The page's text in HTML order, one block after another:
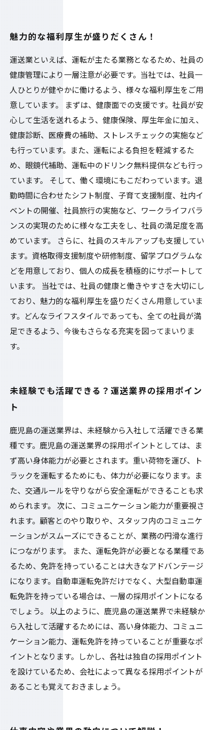
魅力的な福利厚生が盛りだくさん！
運送業といえば、運転が主たる業務となるため、社員の
健康管理により一層注意が必要です。当社では、社員一
人ひとりが健やかに働けるよう、様々な福利厚生をご用
意しています。 まずは、健康面での支援です。社員が安
心して生活を送れるよう、健康保険、厚生年金に加え、
健康診断、医療費の補助、ストレスチェックの実施など
も行っています。また、運転による負担を軽減するた
め、眼鏡代補助、運転中のドリンク無料提供なども行っ
ています。 そして、働く環境にもこだわっています。退
勤時間に合わせたシフト制度、子育て支援制度、社内イ
ベントの開催、社員旅行の実施など、ワークライフバラ
ンスの実現のために様々な工夫をし、社員の満足度を高
めています。 さらに、社員のスキルアップも支援してい
ます。資格取得支援制度や研修制度、留学プログラムな
どを用意しており、個人の成長を積極的にサポートして
います。 当社では、社員の健康と働きやすさを大切にし
ており、魅力的な福利厚生を盛りだくさん用意していま
す。どんなライフスタイルであっても、全ての社員が満
足できるよう、今後もさらなる充実を図ってまいりま
す。
未経験でも活躍できる？運送業界の採用ポイン
ト
鹿児島の運送業界は、未経験から入社して活躍できる業
種です。鹿児島の運送業界の採用ポイントとしては、ま
ず高い身体能力が必要とされます。重い荷物を運び、ト
ラックを運転するためにも、体力が必要になります。ま
た、交通ルールを守りながら安全運転ができることも求
められます。 次に、コミュニケーション能力が重要視さ
れます。顧客とのやり取りや、スタッフ内のコミュニケ
ーションがスムーズにできることが、業務の円滑な進行
につながります。 また、運転免許が必要となる業種であ
るため、免許を持っていることは大きなアドバンテージ
になります。自動車運転免許だけでなく、大型自動車運
転免許を持っている場合は、一層の採用ポイントになる
でしょう。 以上のように、鹿児島の運送業界で未経験か
ら入社して活躍するためには、高い身体能力、コミュニ
ケーション能力、運転免許を持っていることが重要なポ
イントとなります。しかし、各社は独自の採用ポイント
を設けているため、会社によって異なる採用ポイントが
あることも覚えておきましょう。